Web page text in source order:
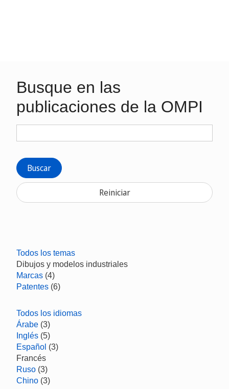
Busque en las
publicaciones de la OMPI
Buscar
Reiniciar
Todos los temas
Dibujos y modelos industriales
Marcas (4)
Patentes (6)
Todos los idiomas
Árabe (3)
Inglés (5)
Español (3)
Francés
Ruso (3)
Chino (3)